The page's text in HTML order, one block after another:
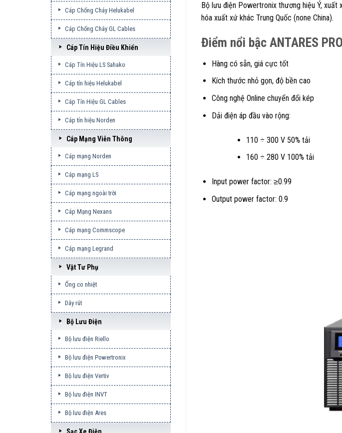
Cáp Chống Cháy Helukabel
Cáp Chống Cháy GL Cables
Cáp Tín Hiệu Điều Khiển
Cáp Tín Hiệu LS Sahako
Cáp tín hiệu Helukabel
Cáp Tín Hiệu GL Cables
Cáp tín hiệu Norden
Cáp Mạng Viễn Thông
Cáp mạng Norden
Cáp mạng LS
Cáp mạng ngoài trời
Cáp Mạng Nexans
Cáp mạng Commscope
Cáp mạng Legrand
Vật Tư Phụ
Ống co nhiệt
Dây rút
Bộ Lưu Điện
Bộ lưu điện Riello
Bộ lưu điện Powertronix
Bộ lưu điện Vertiv
Bộ lưu điện INVT
Bộ lưu điện Ares
Bộ lưu điện Powertronix thương hiệu Ý, xuất
hóa xuất xứ khác Trung Quốc (none China).
Điểm nổi bậc ANTARES
Hàng có sẵn, giá cực tốt
Kích thước nhỏ gọn, độ bền cao
Công nghệ Online chuyển đổi kép
Dải điện áp đầu vào rộng:
110 ÷ 300 V 50% tải
160 ÷ 280 V 100% tải
Input power factor: ≥0.99
Output power factor: 0.9